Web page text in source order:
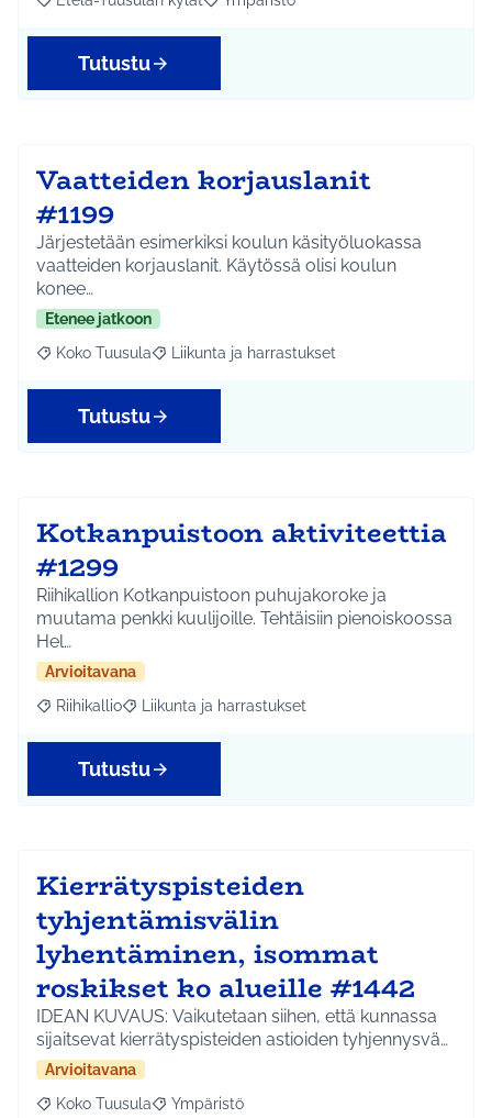
Rajaa tulokset aihepiirin mukaan: Etelä-Tuusulan kylät
Rajaa tulokset teeman mukaan:
Tutustu
Vaatteiden korjauslanit
#1199
Järjestetään esimerkiksi koulun käsityöluokassa
vaatteiden korjauslanit. Käytössä olisi koulun
konee…
Etenee jatkoon
Rajaa tulokset aihepiirin mukaan: Koko Tuusula
Koko Tuusula Rajaa tulokset teeman mukaan: Liikunta ja
Liikunta ja harrastukset
Tutustu
Kotkanpuistoon aktiviteettia
#1299
Riihikallion Kotkanpuistoon puhujakoroke ja
muutama penkki kuulijoille. Tehtäisiin pienoiskoossa
Hel…
Arvioitavana
Rajaa tulokset aihepiirin mukaan: Riihikallio
Riihikallio Rajaa tulokset teeman mukaan: Liikunta ja
Liikunta ja harrastukset
Tutustu
Kierrätyspisteiden
tyhjentämisvälin
lyhentäminen, isommat
roskikset ko alueille #1442
IDEAN KUVAUS: Vaikutetaan siihen, että kunnassa
sijaitsevat kierrätyspisteiden astioiden tyhjennysvä…
Arvioitavana
Rajaa tulokset aihepiirin mukaan: Koko Tuusula
Koko Tuusula Rajaa tulokset teeman mukaan: Ympäristö
Ympäristö